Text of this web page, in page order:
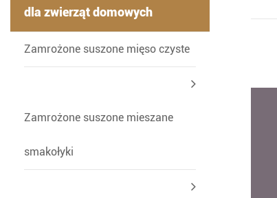
dla zwierząt domowych
Zamrożone suszone mięso czyste
Zamrożone suszone mieszane
smakołyki